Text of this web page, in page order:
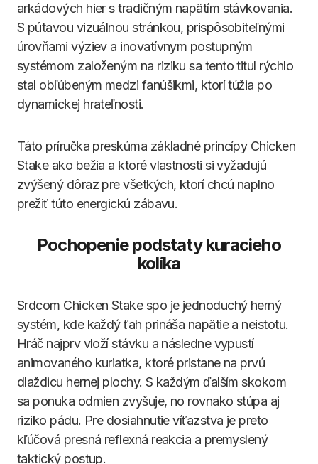
arkádových hier s tradičným napätím stávkovania.
S pútavou vizuálnou stránkou, prispôsobiteľnými
úrovňami výziev a inovatívnym postupným
systémom založeným na riziku sa tento titul rýchlo
stal obľúbeným medzi fanúšikmi, ktorí túžia po
dynamickej hrateľnosti.
Táto príručka preskúma základné princípy Chicken
Stake ako bežia a ktoré vlastnosti si vyžadujú
zvýšený dôraz pre všetkých, ktorí chcú naplno
prežiť túto energickú zábavu.
Pochopenie podstaty kuracieho
kolíka
Srdcom Chicken Stake spo je jednoduchý herný
systém, kde každý ťah prináša napätie a neistotu.
Hráč najprv vloží stávku a následne vypustí
animovaného kuriatka, ktoré pristane na prvú
dlaždicu hernej plochy. S každým ďalším skokom
sa ponuka odmien zvyšuje, no rovnako stúpa aj
riziko pádu. Pre dosiahnutie víťazstva je preto
kľúčová presná reflexná reakcia a premyslený
taktický postup.